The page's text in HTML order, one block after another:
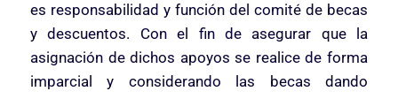
es responsabilidad y función del comité de becas
y descuentos. Con el fin de asegurar que la
asignación de dichos apoyos se realice de forma
imparcial y considerando las becas dando